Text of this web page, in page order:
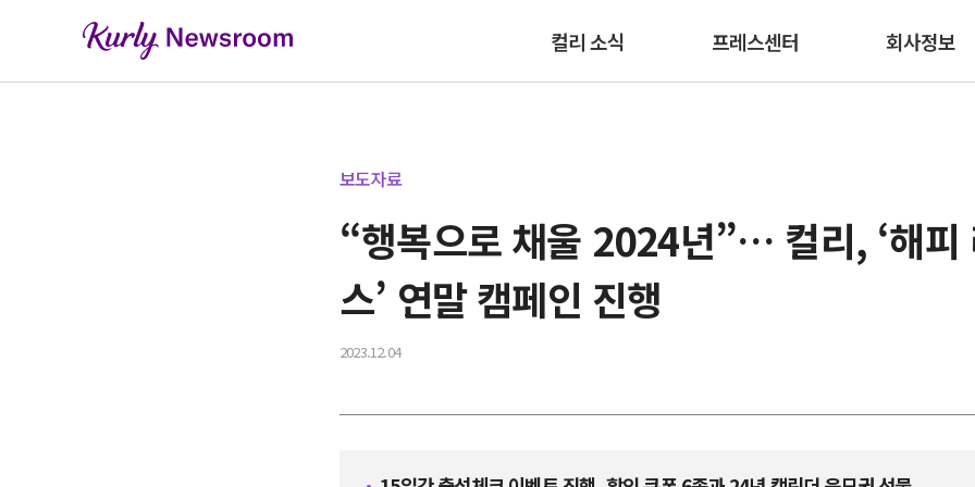
컬리 소식 프레스센터 회사정보
보도자료
“행복으로 채울 2024년”… 컬리, ‘해피
스’ 연말 캠페인 진행
2023.12.04